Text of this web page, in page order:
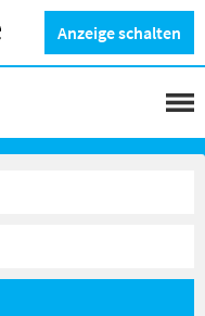
Anzeige schalten